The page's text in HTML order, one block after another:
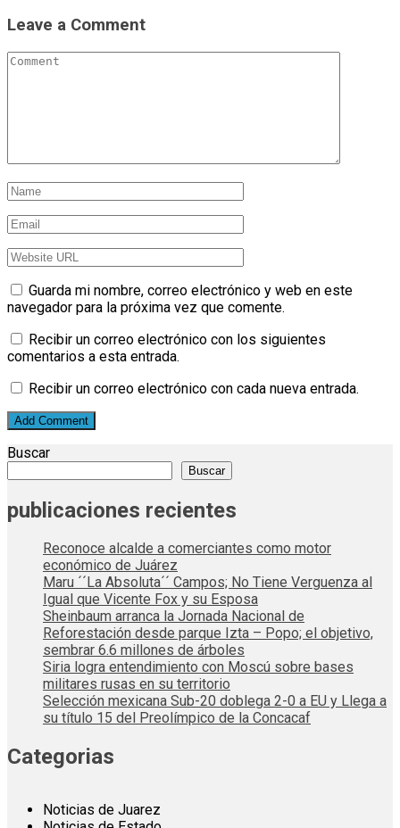
Leave a Comment
Guarda mi nombre, correo electrónico y web en este
navegador para la próxima vez que comente.
Recibir un correo electrónico con los siguientes
comentarios a esta entrada.
Recibir un correo electrónico con cada nueva entrada.
Buscar
Buscar
publicaciones recientes
Reconoce alcalde a comerciantes como motor
económico de Juárez
Maru ´´La Absoluta´´ Campos; No Tiene Verguenza al
Igual que Vicente Fox y su Esposa
Sheinbaum arranca la Jornada Nacional de
Reforestación desde parque Izta – Popo; el objetivo,
sembrar 6.6 millones de árboles
Siria logra entendimiento con Moscú sobre bases
militares rusas en su territorio
Selección mexicana Sub-20 doblega 2-0 a EU y Llega a
su título 15 del Preolímpico de la Concacaf
Categorias
Noticias de Juarez